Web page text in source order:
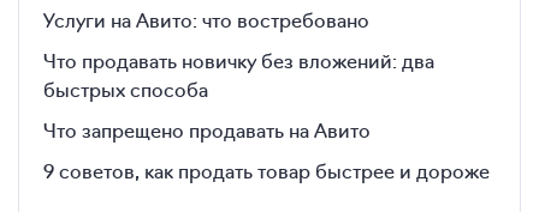
Услуги на Авито: что востребовано
Что продавать новичку без вложений: два
быстрых способа
Что запрещено продавать на Авито
9 советов, как продать товар быстрее и дороже